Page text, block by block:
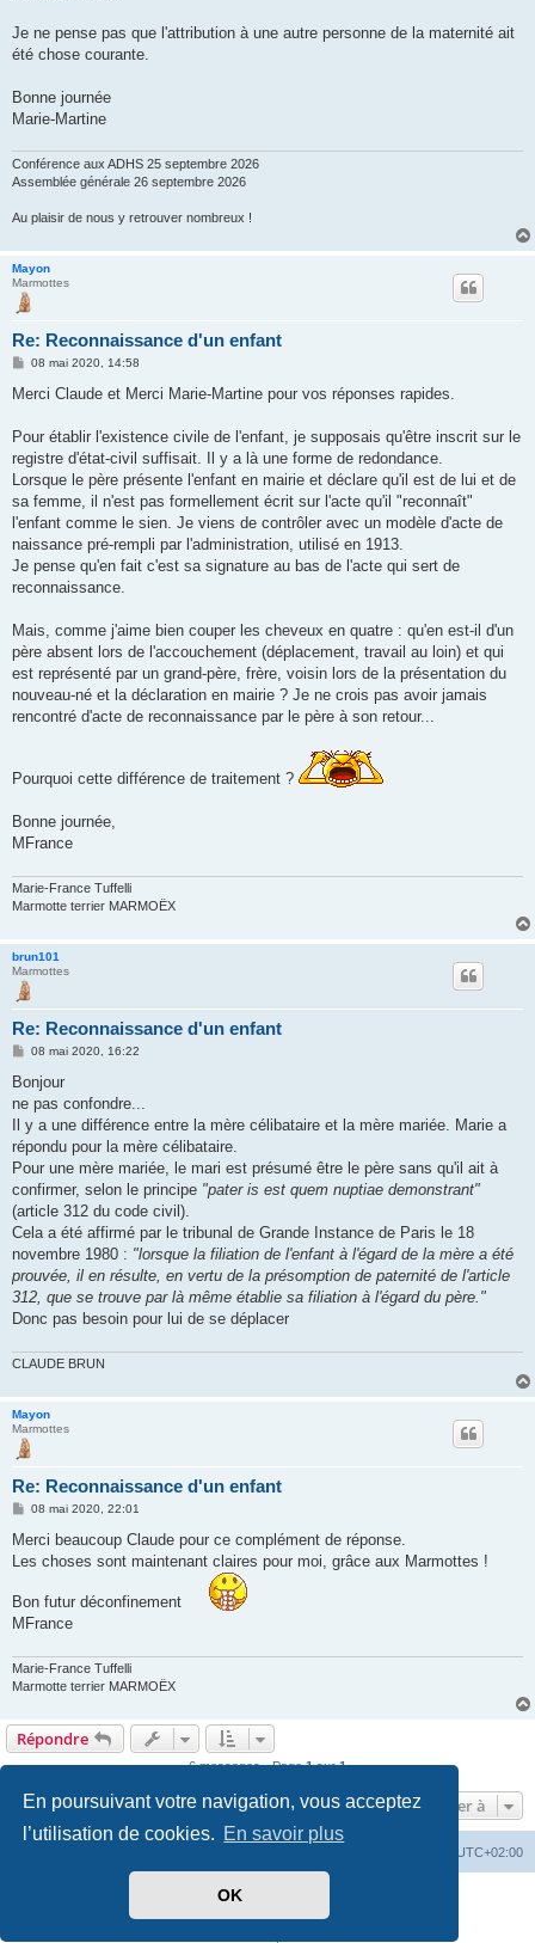
En poursuivant votre navigation, vous acceptez
l’utilisation de cookies. En savoir plus
OK
Je ne pense pas que l'attribution à une autre personne de la maternité ait
été chose courante.
Bonne journée
Marie-Martine
Conférence aux ADHS 25 septembre 2026
Assemblée générale 26 septembre 2026
Au plaisir de nous y retrouver nombreux !
Mayon
Marmottes
Re: Reconnaissance d'un enfant
M
s
g
08 mai 2020, 14:58
Merci Claude et Merci Marie-Martine pour vos réponses rapides.
Pour établir l'existence civile de l'enfant, je supposais qu'être inscrit sur le
registre d'état-civil suffisait. Il y a là une forme de redondance.
Lorsque le père présente l'enfant en mairie et déclare qu'il est de lui et de
sa femme, il n'est pas formellement écrit sur l'acte qu'il "reconnaît"
l'enfant comme le sien. Je viens de contrôler avec un modèle d'acte de
naissance pré-rempli par l'administration, utilisé en 1913.
Je pense qu'en fait c'est sa signature au bas de l'acte qui sert de
reconnaissance.
Mais, comme j'aime bien couper les cheveux en quatre : qu'en est-il d'un
père absent lors de l'accouchement (déplacement, travail au loin) et qui
est représenté par un grand-père, frère, voisin lors de la présentation du
nouveau-né et la déclaration en mairie ? Je ne crois pas avoir jamais
rencontré d'acte de reconnaissance par le père à son retour...
Pourquoi cette différence de traitement ?
Bonne journée,
MFrance
Marie-France Tuffelli
Marmotte terrier MARMOËX
brun101
Marmottes
Re: Reconnaissance d'un enfant
M
s
a
g
e
08 mai 2020, 16:22
Bonjour
ne pas confondre...
Il y a une différence entre la mère célibataire et la mère mariée. Marie a
répondu pour la mère célibataire.
Pour une mère mariée, le mari est présumé être le père sans qu'il ait à
confirmer, selon le principe "pater is est quem nuptiae demonstrant"
(article 312 du code civil).
Cela a été affirmé par le tribunal de Grande Instance de Paris le 18
novembre 1980 : "lorsque la filiation de l'enfant à l'égard de la mère a été
prouvée, il en résulte, en vertu de la présomption de paternité de l'article
312, que se trouve par là même établie sa filiation à l'égard du père."
Donc pas besoin pour lui de se déplacer
CLAUDE BRUN
Mayon
Marmottes
Re: Reconnaissance d'un enfant
M
s
a
08 mai 2020, 22:01
Merci beaucoup Claude pour ce complément de réponse.
Les choses sont maintenant claires pour moi, grâce aux Marmottes !
Bon futur déconfinement
MFrance
Marie-France Tuffelli
Marmotte terrier MARMOËX
Répondre
6 messages • Page1sur1
Aller à
UTC+02:00
phpBB ® Forum Software © phpBB Limited
phpBB-fr.com